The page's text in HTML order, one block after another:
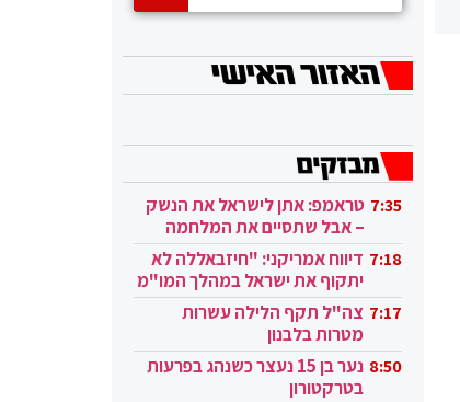
7:35 טראמפ: אתן לישראל את הנשק
– אבל שתסיים את המלחמה
בעזה 7:18 דיווח אמריקני: "חיזבאללה לא
יתקוף את ישראל במהלך המו"מ
בקטאר" 7:17 צה"ל תקף הלילה עשרות
מטרות בלבנון
8:50
נער בן 15 נעצר כשנהג בפרעות
בטרקטורון